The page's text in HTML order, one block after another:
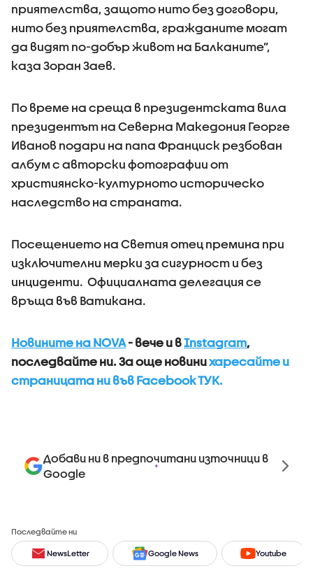
приятелства, защото нито без договори,
нито без приятелства, гражданите могат
да видят по-добър живот на Балканите”,
каза Зоран Заев.
По време на среща в президентската вила
президентът на Северна Македония Георге
Иванов подари на папа Франциск резбован
албум с авторски фотографии от
християнско-културното историческо
наследство на страната.
Посещението на Светия отец премина при
изключителни мерки за сигурност и без
инциденти. Официалната делегация се
връща във Ватикана.
Новините на NOVA- вече и вInstagram,
последвайте ни.За още новинихаресайте и
страницата ни във Facebook ТУК.
Добави ни в предпочитани източници в
Google
Последвайте ни
NewsLetter Google News Youtube